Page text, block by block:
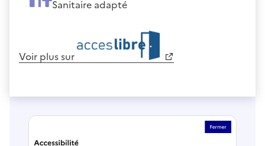
Sanitaire adapté
Voir plus sur